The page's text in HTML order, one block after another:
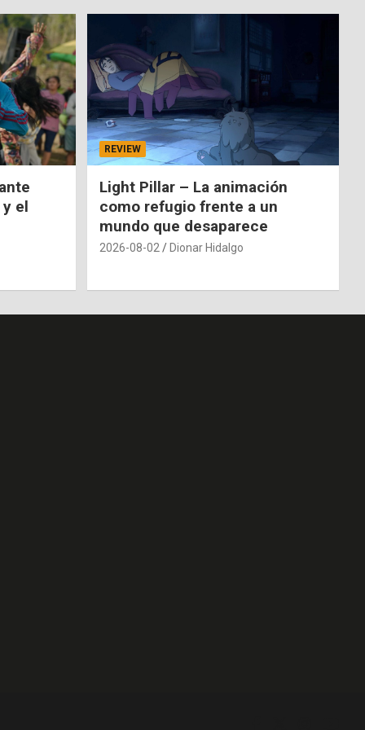
el
REVIEW
Light Pillar – La animación
como refugio frente a un
mundo que desaparece
2026-08-02 Dionar Hidalgo